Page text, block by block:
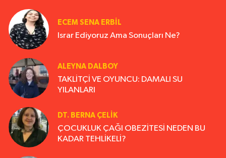
ECEM SENA ERBIL
Israr Ediyoruz Ama Sonuçları Ne?
ALEYNA DALBOY
TAKLİTÇİ VE OYUNCU: DAMALI SU
YILANLARI
DT. BERNA ÇELIK
ÇOCUKLUK ÇAĞI OBEZİTESİ NEDEN BU
KADAR TEHLİKELİ?